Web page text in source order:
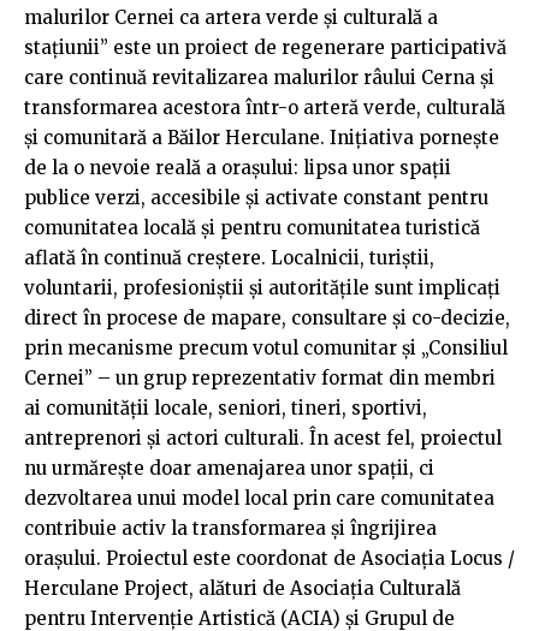
malurilor Cernei ca artera verde și culturală a
stațiunii” este un proiect de regenerare participativă
care continuă revitalizarea malurilor râului Cerna și
transformarea acestora într-o arteră verde, culturală
și comunitară a Băilor Herculane. Inițiativa pornește
de la o nevoie reală a orașului: lipsa unor spații
publice verzi, accesibile și activate constant pentru
comunitatea locală și pentru comunitatea turistică
aflată în continuă creștere. Localnicii, turiștii,
voluntarii, profesioniștii și autoritățile sunt implicați
direct în procese de mapare, consultare și co-decizie,
prin mecanisme precum votul comunitar și „Consiliul
Cernei” – un grup reprezentativ format din membri
ai comunității locale, seniori, tineri, sportivi,
antreprenori și actori culturali. În acest fel, proiectul
nu urmărește doar amenajarea unor spații, ci
dezvoltarea unui model local prin care comunitatea
contribuie activ la transformarea și îngrijirea
orașului. Proiectul este coordonat de Asociația Locus /
Herculane Project, alături de Asociația Culturală
pentru Intervenție Artistică (ACIA) și Grupul de